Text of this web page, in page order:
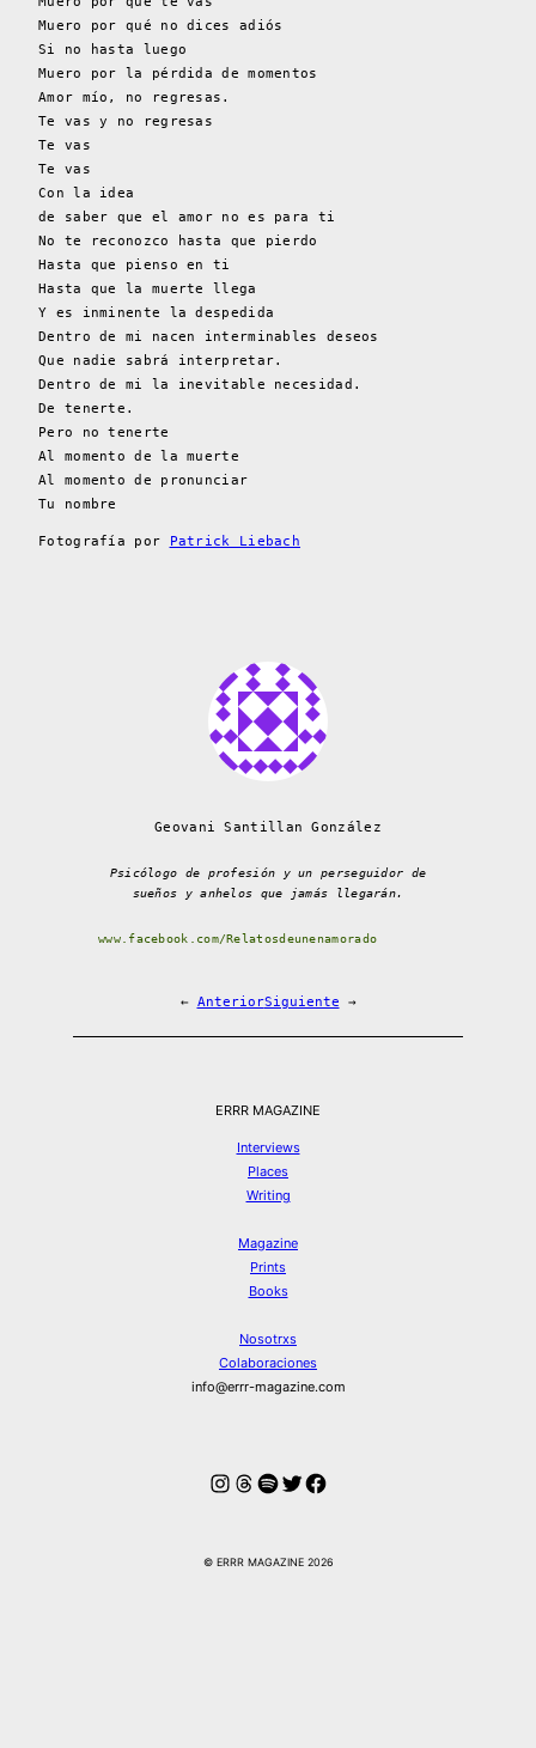
Muero por qué no dices adiós
Si no hasta luego
Muero por la pérdida de momentos
Amor mío, no regresas.
Te vas y no regresas
Te vas
Te vas
Con la idea
de saber que el amor no es para ti
No te reconozco hasta que pierdo
Hasta que pienso en ti
Hasta que la muerte llega
Y es inminente la despedida
Dentro de mi nacen interminables deseos
Que nadie sabrá interpretar.
Dentro de mi la inevitable necesidad.
De tenerte.
Pero no tenerte
Al momento de la muerte
Al momento de pronunciar
Tu nombre
Fotografía por Patrick Liebach
Geovani Santillan González
Psicólogo de profesión y un perseguidor de
sueños y anhelos que jamás llegarán.
www.facebook.com/Relatosdeunenamorado
← AnteriorSiguiente →
ERRR MAGAZINE
Interviews
Places
Writing
Magazine
Prints
Books
Nosotrxs
Colaboraciones
info@errr-magazine.com
Instagram
Hilos
Spotify
Twitter
Facebook
© ERRR MAGAZINE 2026